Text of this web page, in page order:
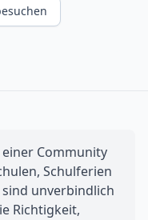
Community
Schulferien
unverbindlich
Richtigkeit,